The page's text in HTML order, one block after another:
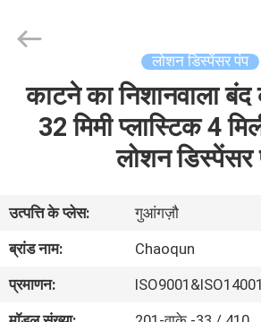
घर
हमारे
बारे
में
Industry
Reserved.
लोशन डिस्पेंसर पंप
काटने का निशानवाला
32 मिमी प्लास्टिक 4
लोशन डिस्पेंसर
उत्पत्ति के प्लेस:
गुआंगज़ौ
ब्रांड नाम:
Chaoqun
प्रमाणन:
ISO9001&ISO14001